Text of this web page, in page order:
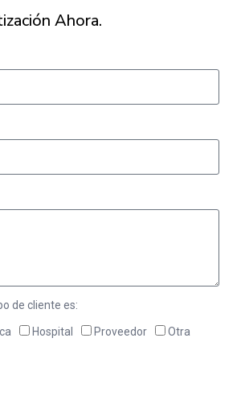
Ahora.
de cliente es:
Hospital Proveedor Otra